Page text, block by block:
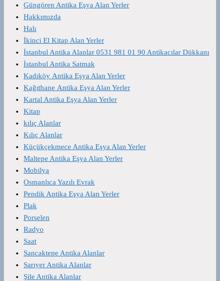
Güngören Antika Eşya Alan Yerler
Hakkımızda
Halı
İkinci El Kitap Alan Yerler
İstanbul Antika Alanlar 0531 981 01 90 Antikacılar Dükkanı
İstanbul Antika Satmak
Kadıköy Antika Eşya Alan Yerler
Kağıthane Antika Eşya Alan Yerler
Kartal Antika Eşya Alan Yerler
Kitap
kılıç Alanlar
Kılıç Alanlar
Küçükçekmece Antika Eşya Alan Yerler
Maltepe Antika Eşya Alan Yerler
Mobilya
Osmanlıca Yazılı Evrak
Pendik Antika Eşya Alan Yerler
Plak
Porselen
Radyo
Saat
Sancaktepe Antika Alanlar
Sarıyer Antika Alanlar
Şile Antika Alanlar